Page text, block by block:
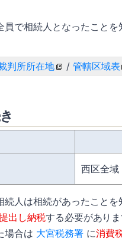
で相続人となったことを
判所所在地 /管轄区域表
西区全域
人は相続があったことを
出し納税する必要がありま
場合は 大宮税務署 に消費